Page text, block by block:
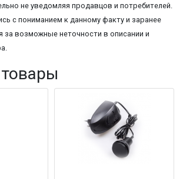
не уведомляя продавцов и потребителей.
с пониманием к данному факту и заранее
за возможные неточности в описании и